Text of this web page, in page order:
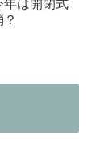
年は開閉式